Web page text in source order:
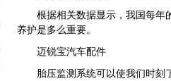
根据相关数据显示，我国每年
养护是多么重要。
迈锐宝汽车配件
胎压监测系统可以使我们时刻